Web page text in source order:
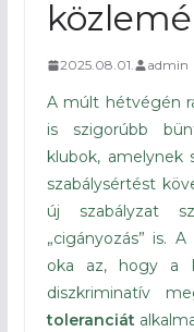
2025.08.01. admin
A múlt hétvégén
is szigorúbb
klubok, amelynek
szabálysértést
új szabályzat
„cigányozás” is.
oka az, hogy a
diszkriminatív
toleranciát